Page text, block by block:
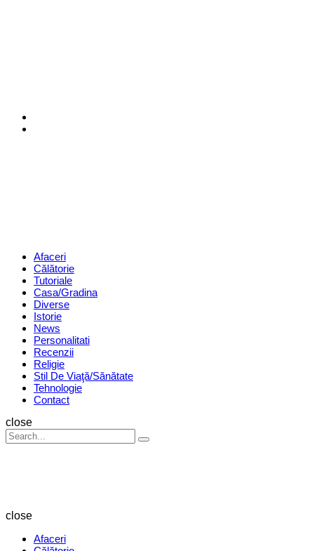
Menu Afaceri
Călătorie
Tutoriale
Casa/Gradina
Diverse
Istorie
News
Personalitati
Recenzii
Religie
Stil De Viaţă/Sănătate
Tehnologie
Contact
Search
close
Search
for:
Search
close
Afaceri